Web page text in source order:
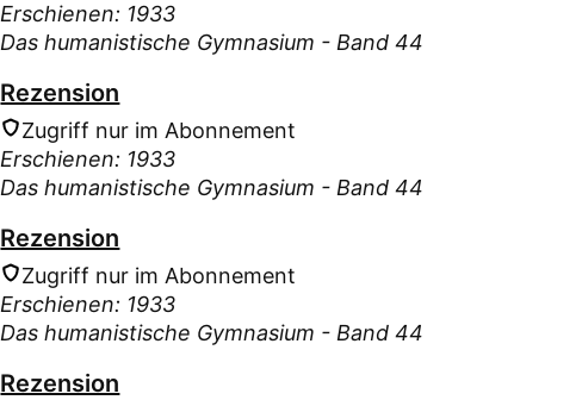
Erschienen: 1933
Das humanistische Gymnasium - Band 44
Rezension
Zugriff nur im Abonnement
Erschienen: 1933
Das humanistische Gymnasium - Band 44
Rezension
Zugriff nur im Abonnement
Erschienen: 1933
Das humanistische Gymnasium - Band 44
Rezension